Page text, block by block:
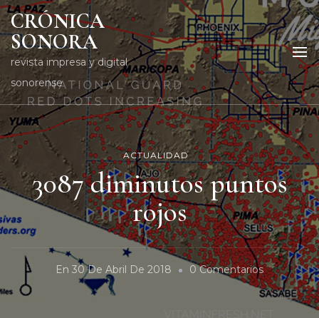
CRÓNICA
SONORA
revista impresa y digital
sonorense
ACTUALIDAD
3087 diminutos puntos
rojos
En 30 De Abril De 2018 0 ComentariosEn
3087
Diminutos